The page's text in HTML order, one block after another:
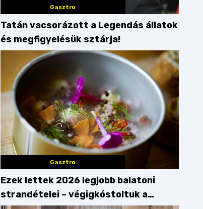
Gasztro
Tatán vacsorázott a Legendás állatok
és megfigyelésük sztárja!
Gasztro
Ezek lettek 2026 legjobb balatoni
strandételei – végigkóstoltuk a